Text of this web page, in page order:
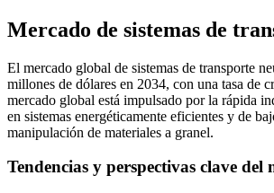
Mercado de sistemas de
El mercado global de sistemas de transporte
millones de dólares en 2034, con una tasa
mercado global está impulsado por la rápida
en sistemas energéticamente eficientes y de
manipulación de materiales a granel.
Tendencias y perspectivas clave del